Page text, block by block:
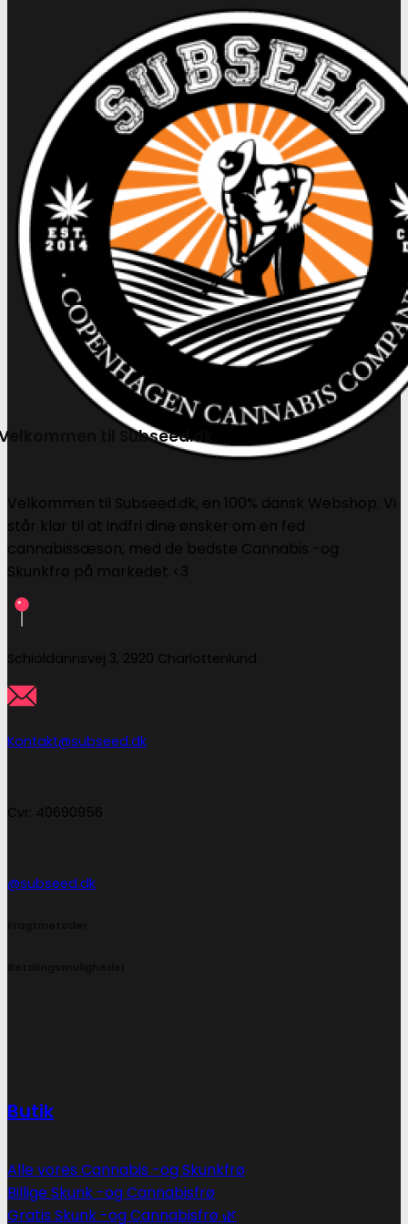
til Subseed.dk
Velkommen til Subseed.dk, en 100% dansk Webshop. Vi
står klar til at indfri dine ønsker om en fed
cannabissæson, med de bedste Cannabis -og
Skunkfrø på markedet <3
Schioldannsvej 3, 2920 Charlottenlund
Kontakt@subseed.dk
Cvr: 40690956
@subseed.dk
Butik
Alle vores Cannabis -og Skunkfrø
Billige Skunk -og Cannabisfrø
Gratis Skunk -og Cannabisfrø 🌿